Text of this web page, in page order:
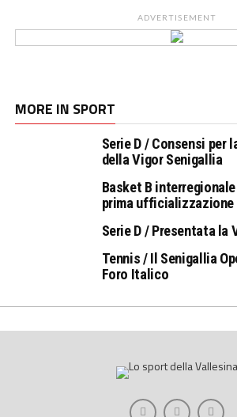
ADVERTISEMENT
MORE IN SPORT
Serie D / Consensi per
della Vigor Senigallia
Basket B
prima ufficializzazione
Serie D / Presentata la
Tennis / Il Senigallia
Foro Italico